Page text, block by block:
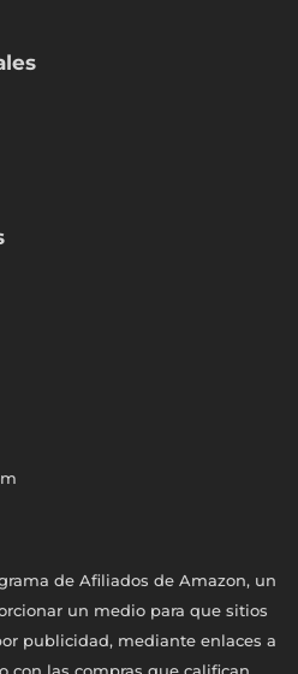
de Afiliados de Amazon, un
un medio para que sitios
publicidad, mediante enlaces a